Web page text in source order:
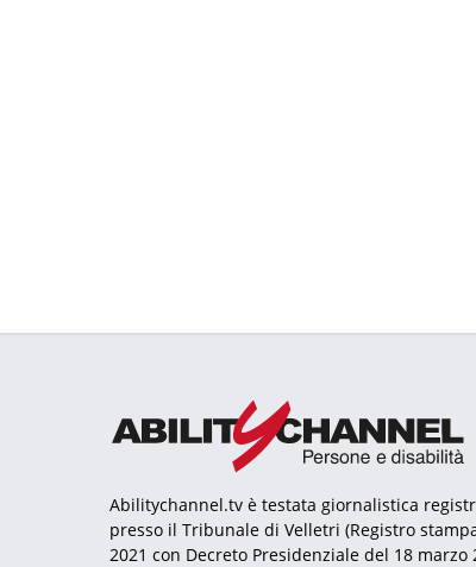
Abilitychannel.tv è testata giornalistica
presso il Tribunale di Velletri (Registro
2021 con Decreto Presidenziale del 18 marzo